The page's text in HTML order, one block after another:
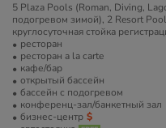
5 Plaza Pools (Roman, Diving,
подогревом зимой), 2 Resort
круглосуточная стойка
ресторан
ресторан a la carte
кафе/бар
открытый бассейн
бассейн с подогревом
конференц-зал/банкетный зал
бизнес-центр